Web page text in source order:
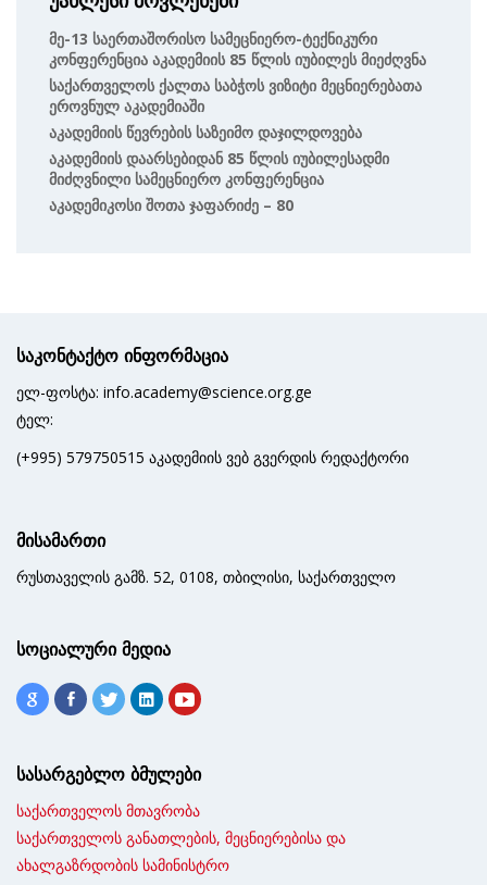
Მე-13 Საერთაშორისო Სამეცნიერო-Ტექნიკური
Კონფერენცია Აკადემიის 85 Წლის Იუბილეს Მიეძღვნა
Საქართველოს Ქალთა Საბჭოს Ვიზიტი Მეცნიერებათა
Ეროვნულ Აკადემიაში
Აკადემიის Წევრების Საზეიმო Დაჯილდოვება
Აკადემიის Დაარსებიდან 85 Წლის Იუბილესადმი
Მიძღვნილი Სამეცნიერო Კონფერენცია
Აკადემიკოსი Შოთა Ჯაფარიძე – 80
საკონტაქტო ინფორმაცია
ელ-ფოსტა: info.academy@science.org.ge
ტელ:
(+995) 579750515 აკადემიის ვებ გვერდის რედაქტორი
მისამართი
რუსთაველის გამზ. 52, 0108, თბილისი, საქართველო
სოციალური მედია
სასარგებლო ბმულები
საქართველოს მთავრობა
საქართველოს განათლების, მეცნიერებისა და
ახალგაზრდობის სამინისტრო